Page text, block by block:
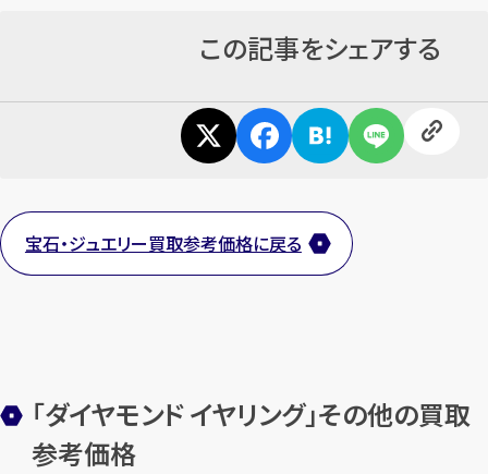
この記事をシェアする
宝石・ジュエリー買取参考価格に戻る
「ダイヤモンド イヤリング」その他の買取
参考価格